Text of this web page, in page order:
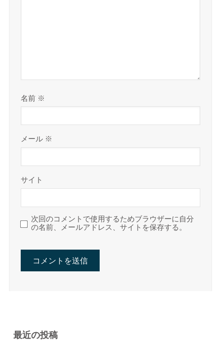
名前 ※
メール ※
サイト
次回のコメントで使用するためブラウザーに自分
の名前、メールアドレス、サイトを保存する。
最近の投稿